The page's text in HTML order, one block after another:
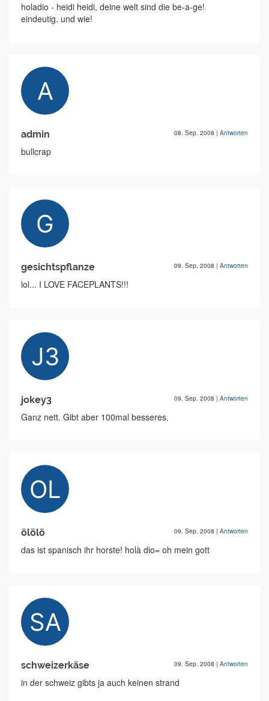
holadio - heidi heidi, deine welt sind die be-a-ge!
eindeutig. und wie!
admin 08. Sep. 2008 | Antworten
bullcrap
gesichtspflanze 09. Sep. 2008 | Antworten
lol... I LOVE FACEPLANTS!!!
jokey3 09. Sep. 2008 | Antworten
Ganz nett. Gibt aber 100mal besseres.
ölölö 09. Sep. 2008 | Antworten
das ist spanisch ihr horste! holà dio= oh mein gott
schweizerkäse 09. Sep. 2008 | Antworten
in der schweiz gibts ja auch keinen strand